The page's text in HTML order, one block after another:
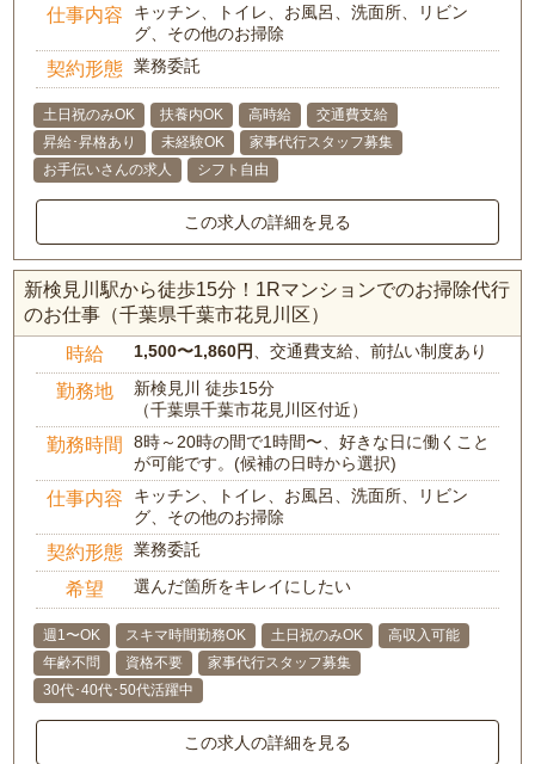
仕事内容
キッチン、トイレ、お風呂、洗面所、リビン
グ、その他のお掃除
契約形態 業務委託
土日祝のみOK 扶養内OK 高時給
交通費支給
昇給･昇格あり
未経験OK
家事代行スタッフ募集
お手伝いさんの求人
シフト自由
この求人の詳細を見る
新検見川駅から徒歩15分！1Rマンションでのお掃除代行
のお仕事（千葉県千葉市花見川区）
時給 1,500〜1,860円 、交通費支給、前払い制度あり
勤務地
新検見川 徒歩15分
（千葉県千葉市花見川区付近）
勤務時間
8時～20時の間で1時間〜、好きな日に働くこと
が可能です。(候補の日時から選択)
仕事内容
キッチン、トイレ、お風呂、洗面所、リビン
グ、その他のお掃除
契約形態 業務委託
希望 選んだ箇所をキレイにしたい
週1〜OK スキマ時間勤務OK 土日祝のみOK
高収入可能
年齢不問
資格不要
家事代行スタッフ募集
30代･40代･50代活躍中
この求人の詳細を見る